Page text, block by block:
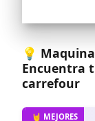
💡
Encuentra
carrefour